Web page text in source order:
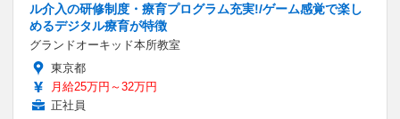
ル介入の研修制度・療育プログラム充実!/ゲーム感覚で楽し
めるデジタル療育が特徴
グランドオーキッド本所教室
東京都
月給25万円～32万円
正社員